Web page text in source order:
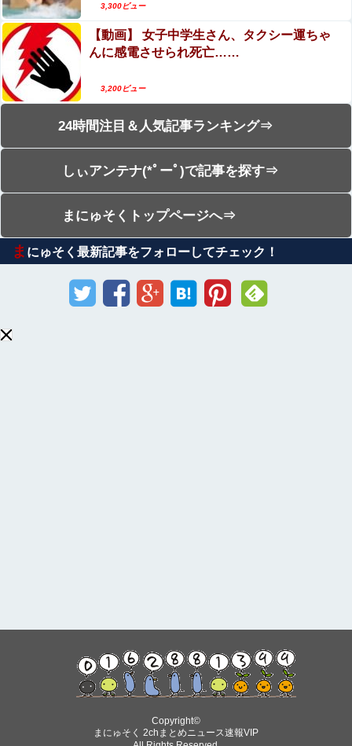
3,300ビュー
【動画】 女子中学生さん、タクシー運ちゃ
んに感電させられ死亡……
3,200ビュー
24時間注目＆人気記事ランキング⇒
しぃアンテナ(*ﾟーﾟ)で記事を探す⇒
まにゅそくトップページへ⇒
ま にゅそく最新記事をフォローしてチェック！
Copyright©
まにゅそく 2chまとめニュース速報VIP